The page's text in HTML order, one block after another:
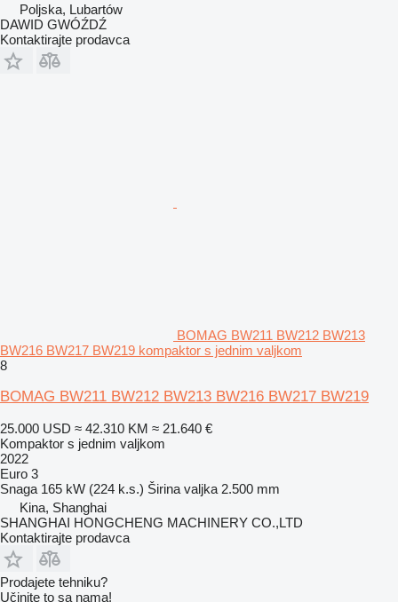
Poljska, Lubartów
DAWID GWÓŹDŹ
Kontaktirajte prodavca
BOMAG BW211 BW212 BW213
BW216 BW217 BW219 kompaktor s jednim valjkom
8
BOMAG BW211 BW212 BW213 BW216 BW217 BW219
25.000 USD ≈ 42.310 KM ≈ 21.640 €
Kompaktor s jednim valjkom
2022
Euro 3
Snaga 165 kW (224 k.s.) Širina valjka 2.500 mm
Kina, Shanghai
SHANGHAI HONGCHENG MACHINERY CO.,LTD
Kontaktirajte prodavca
Prodajete tehniku?
Učinite to sa nama!